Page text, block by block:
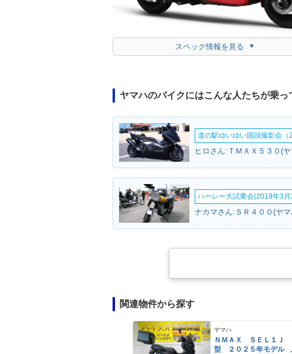
スペック情報を見る
ヤマハのバイクにはこんな人たちが乗っ
道の駅ゆいゆい国頭撮影会（
ヒロさん:ＴＭＡＸ５３０(
ハーレー大試乗会(2019年3
ナカマさん:ＳＲ４００(ヤマ
関連物件から探す
ヤマハ
ＮＭＡＸ ＳＥＬ１Ｊ
型 ２０２５年モデル